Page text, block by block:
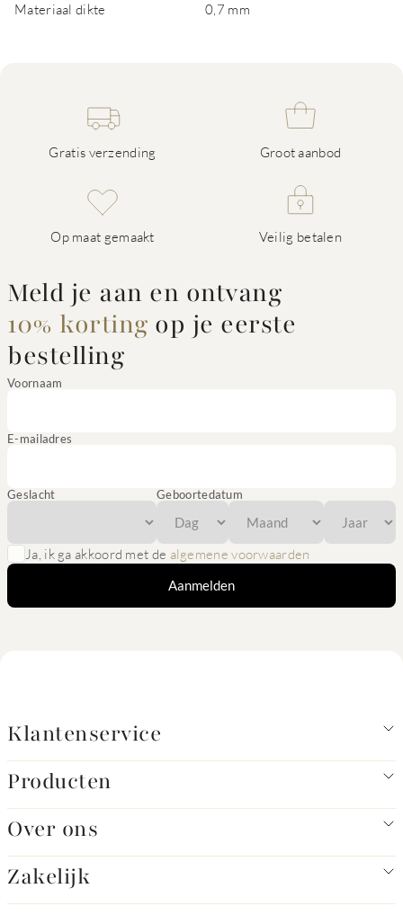
Materiaal dikte
0,7 mm
Gratis verzending Groot aanbod
Op maat gemaakt Veilig betalen
Meld je aan en ontvang
10% korting op je eerste
bestelling
Voornaam
E-mailadres
Geslacht Geboortedatum
Ja, ik ga akkoord met de algemene voorwaarden
Aanmelden
Klantenservice
Producten
Over ons
Zakelijk